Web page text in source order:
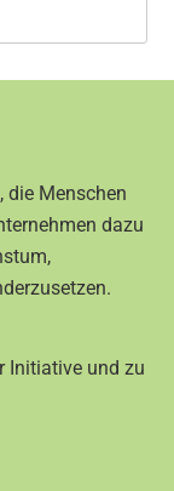
die Menschen
dazu
Initiative und zu